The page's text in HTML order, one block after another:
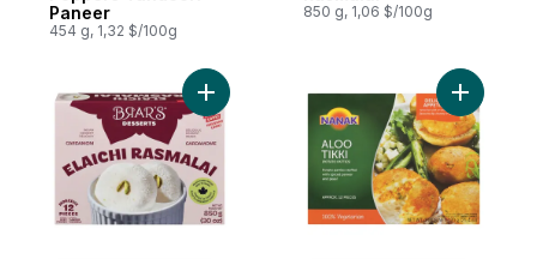
Paneer
454 g, 1,32 $/100g
850 g, 1,06 $/100g
Ajouter Rasmalai au panier Ajouter